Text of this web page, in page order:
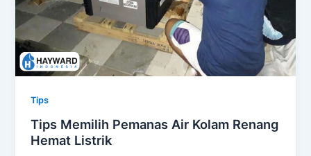
Tips
Tips Memilih Pemanas Air Kolam Renang
Hemat Listrik